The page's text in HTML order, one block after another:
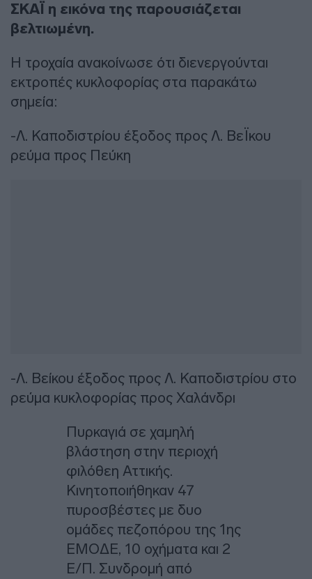
ΣΚΑΪ η εικόνα της παρουσιάζεται
βελτιωμένη.
Η τροχαία ανακοίνωσε ότι διενεργούνται
εκτροπές κυκλοφορίας στα παρακάτω
σημεία:
-Λ. Καποδιστρίου έξοδος προς Λ. ΒεΪκου
ρεύμα προς Πεύκη
-Λ. Βείκου έξοδος προς Λ. Καποδιστρίου στο
ρεύμα κυκλοφορίας προς Χαλάνδρι
Πυρκαγιά σε χαμηλή
βλάστηση στην περιοχή
φιλόθεη Αττικής.
Κινητοποιήθηκαν 47
πυροσβέστες με δυο
ομάδες πεζοπόρου της 1ης
ΕΜΟΔΕ, 10 οχήματα και 2
Ε/Π. Συνδρομή από